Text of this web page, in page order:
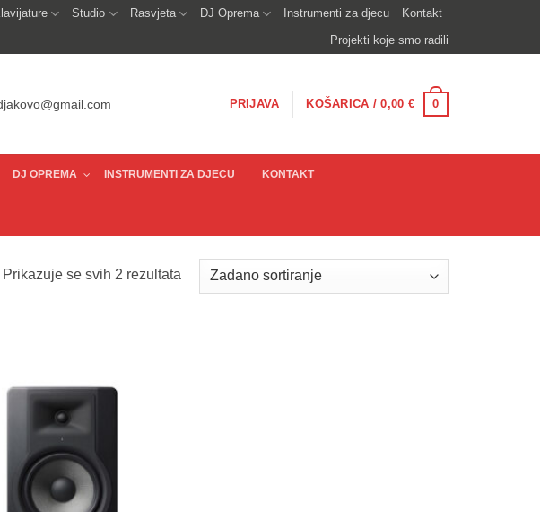
Studio Rasvjeta DJ Oprema Instrumenti za djecu
Kontakt
Projekti koje smo radili
PRIJAVA KOŠARICA /0,00 € 0
DJ OPREMA INSTRUMENTI ZA DJECU KONTAKT
Prikazuje se svih 2 rezultata